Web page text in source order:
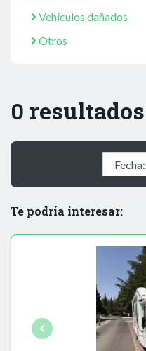
Vehículos dañados
Otros
0
Te podría interesar: